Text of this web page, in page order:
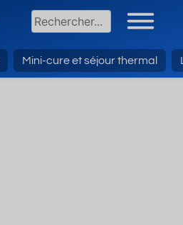
Mini-cure et séjour thermal